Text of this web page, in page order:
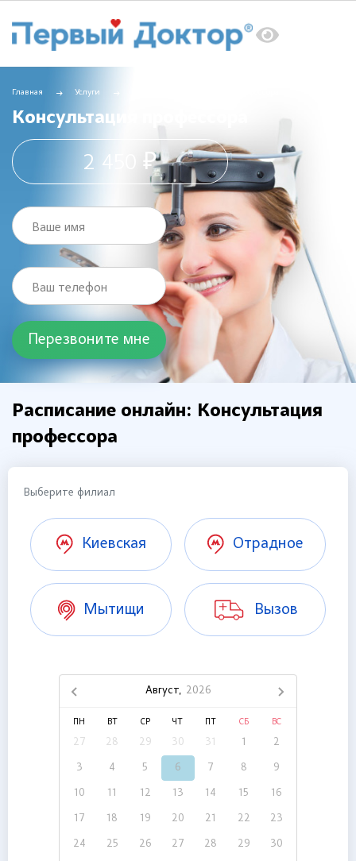
Главная Услуги
Консультация профессора
2 450 ₽
Ваше имя
Ваш телефон
Расписание онлайн: Консультация
профессора
Выберите филиал
Киевская Отрадное
Мытищи Вызов
Август, 2026
ПН ВТ СР ЧТ СБ ВС
27 28 29 30 31 1 2
3 4 5 6 7 8 9
10 11 12 13 14 15 16
17 18 19 20 21 22 23
24 25 26 27 28 29 30